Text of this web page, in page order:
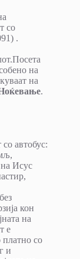
со
.
на
на
.
автобус:
Исус
кон
на
е
платно со
и